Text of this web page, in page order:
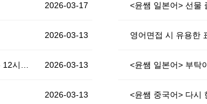
2026-03-17
2026-03-13
에티하드 5년차 현직 승무원 초청 간담회 (일) 오전 11 - 12시30분 2026-03-13
2026-03-13
<윤쌤 일본어> 선물
영어면접 시 유용한
<윤쌤 일본어> 부탁
<윤쌤 중국어> 다시